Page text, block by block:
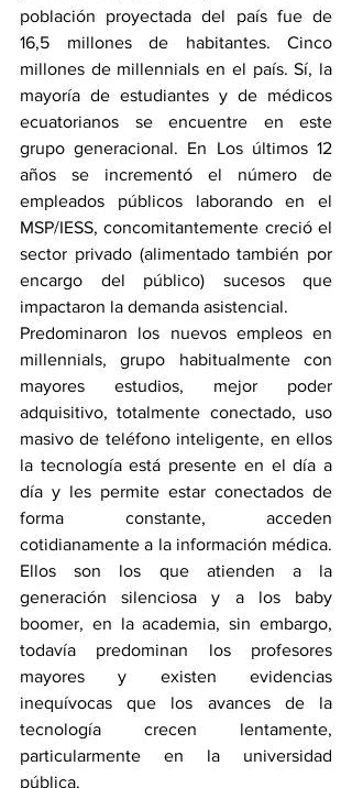
población proyectada del país fue de
16,5 millones de habitantes. Cinco
millones de millennials en el país. Sí, la
mayoría de estudiantes y de médicos
ecuatorianos se encuentre en este
grupo generacional. En Los últimos 12
años se incrementó el número de
empleados públicos laborando en el
MSP/IESS, concomitantemente creció el
sector privado (alimentado también por
encargo del público) sucesos que
impactaron la demanda asistencial.
Predominaron los nuevos empleos en
millennials, grupo habitualmente con
mayores estudios, mejor poder
adquisitivo, totalmente conectado, uso
masivo de teléfono inteligente, en ellos
la tecnología está presente en el día a
día y les permite estar conectados de
forma constante, acceden
cotidianamente a la información médica.
Ellos son los que atienden a la
generación silenciosa y a los baby
boomer, en la academia, sin embargo,
todavía predominan los profesores
mayores y existen evidencias
inequívocas que los avances de la
tecnología crecen lentamente,
particularmente en la universidad
pública.